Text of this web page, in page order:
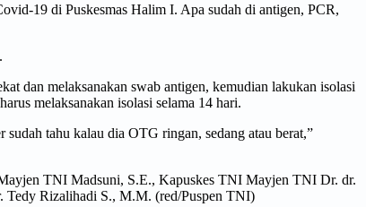
19 di Puskesmas Halim I. Apa sudah di antigen, PCR,
dan melaksanakan swab antigen, kemudian lakukan isolasi
melaksanakan isolasi selama 14 hari.
tahu kalau dia OTG ringan, sedang atau berat,”
TNI Madsuni, S.E., Kapuskes TNI Mayjen TNI Dr. dr.
Tedy Rizalihadi S., M.M. (red/Puspen TNI)